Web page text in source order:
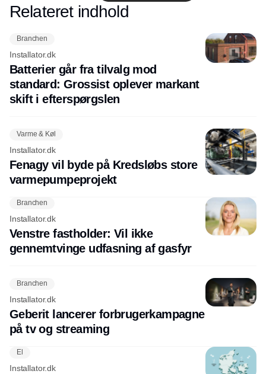
Annonce
Relateret indhold
Branchen
Installator.dk
Batterier går fra tilvalg mod
standard: Grossist oplever markant
skift i efterspørgslen
Varme & Køl
Installator.dk
Fenagy vil byde på Kredsløbs store
varmepumpeprojekt
Branchen
Installator.dk
Venstre fastholder: Vil ikke
gennemtvinge udfasning af gasfyr
Branchen
Installator.dk
Geberit lancerer forbrugerkampagne
på tv og streaming
El
Installator.dk